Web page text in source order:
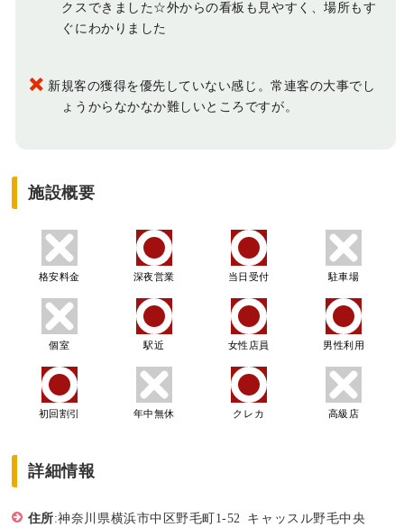
クスできました☆外からの看板も見やすく、場所もす
ぐにわかりました
新規客の獲得を優先していない感じ。常連客の大事でし
ょうからなかなか難しいところですが。
施設概要
格安料金 深夜営業 当日受付 駐車場
個室 駅近 女性店員 男性利用
初回割引 年中無休 クレカ 高級店
詳細情報
住所:神奈川県横浜市中区野毛町1-52 キャッスル野毛中央